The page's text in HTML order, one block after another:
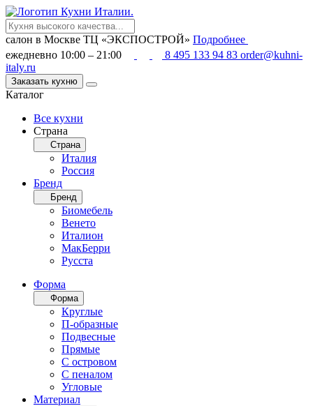
салон в Москве ТЦ «ЭКСПОСТРОЙ» Подробнее
ежедневно 10:00 – 21:00
8 495 133 94 83 order@kuhni-
italy.ru
Заказать кухню
Каталог
Все кухни
Страна
Страна
Италия
Россия
Бренд
Бренд
Биомебель
Венето
Италион
МакБерри
Русста
Форма
Форма
Круглые
П-образные
Подвесные
Прямые
С островом
С пеналом
Угловые
Материал